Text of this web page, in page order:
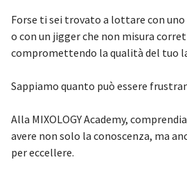
Forse ti sei trovato a lottare con uno
o con un jigger che non misura
compromettendo la qualità del tuo
Sappiamo quanto può essere
Alla MIXOLOGY Academy,
avere non solo la conoscenza, ma
per eccellere.